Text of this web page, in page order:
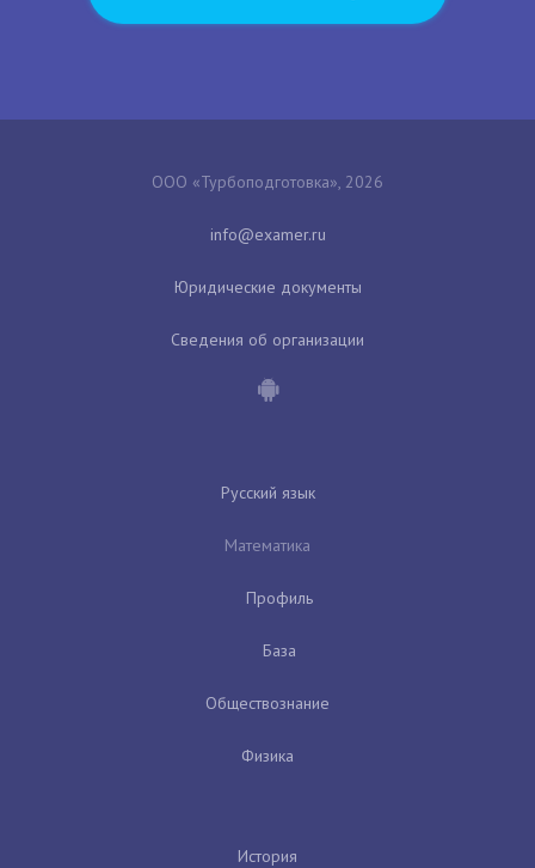
ООО «Турбоподготовка», 2026
Юридические документы
Сведения об организации
Русский язык
Математика
Профиль
База
Обществознание
Физика
История